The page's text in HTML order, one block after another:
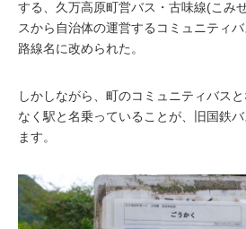
する、久万高原町営バス・古味線(こみ
スから自治体の運営するコミュニティ
路線名に改められた。
しかしながら、町のコミュニティバス
なく駅と名乗っていることが、旧国鉄
ます。